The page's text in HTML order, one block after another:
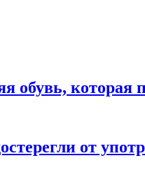
обувь, которая
от